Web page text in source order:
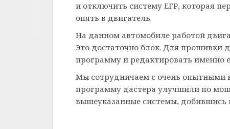
и отключить систему ЕГР, которая
опять в двигатель.
На данном автомобиле работой
Это достаточно блок. Для прошивки
программу и редактировать именно
Мы сотрудничаем с очень
программу дастера улучшили по
вышеуказанные системы, добившись